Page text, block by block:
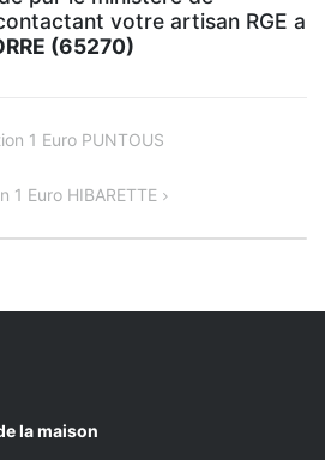
votre artisan RGE a
(65270)
1 Euro PUNTOUS
1 Euro HIBARETTE
la maison